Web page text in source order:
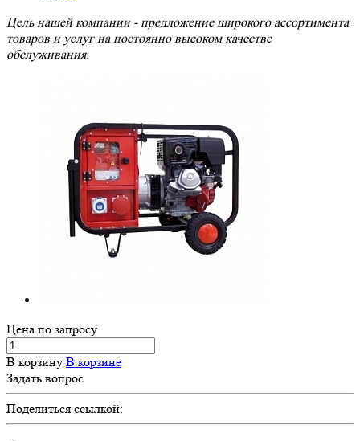
Цель нашей компании - предложение широкого ассортимента
товаров и услуг на постоянно высоком качестве
обслуживания.
Цена по запросу
В корзину В корзине
Задать вопрос
Поделиться ссылкой: